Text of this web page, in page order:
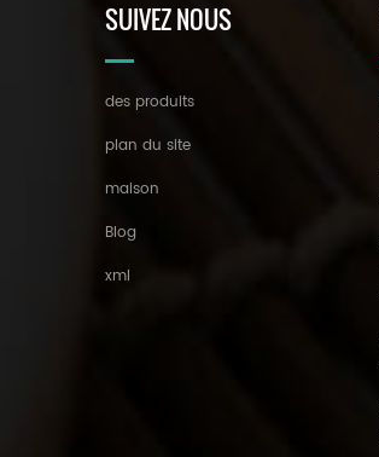
SUIVEZ NOUS
des produits
plan du site
maison
Blog
xml